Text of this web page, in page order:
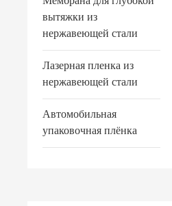
вытяжки из
нержавеющей стали
Лазерная пленка из
нержавеющей стали
Автомобильная
упаковочная плёнка